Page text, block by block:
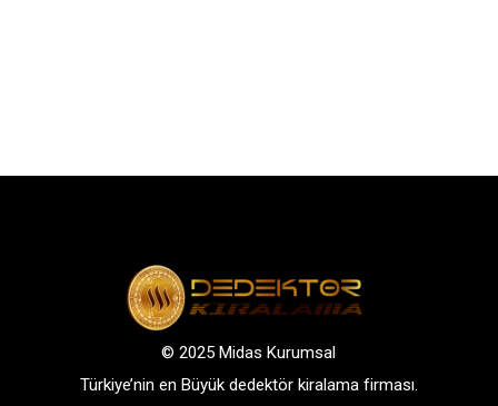
© 2025 Midas Kurumsal
Türkiye’nin en Büyük dedektör kiralama firması.